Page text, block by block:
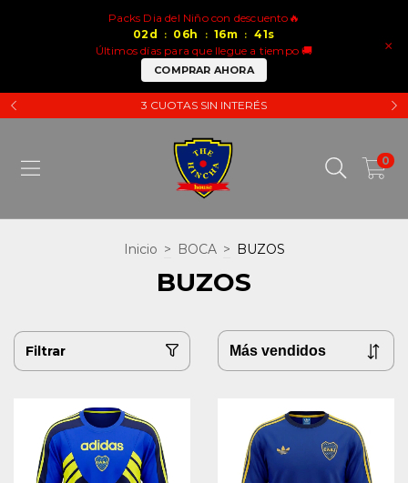
×
Packs Dia del Niño con descuento🔥
02 d : 06h : 16m : 41s
Últimos días para que llegue a tiempo 🚚
COMPRAR AHORA
3 CUOTAS SIN INTERÉS
0
Inicio > BOCA > BUZOS
BUZOS
Filtrar